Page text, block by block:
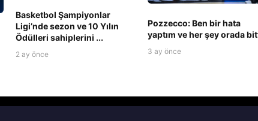
Basketbol Şampiyonlar
Ligi’nde sezon ve 10 Yılın
Ödülleri sahiplerini ...
2 ay önce
Pozzecco: Ben bir hata
yaptım ve her şey orada
3 ay önce